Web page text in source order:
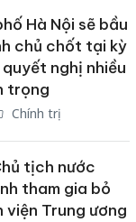
Hà Nội sẽ bầu
chủ chốt tại kỳ
nghị nhiều
trọng
Chính trị
tịch nước
tham gia bỏ
viện Trung ương